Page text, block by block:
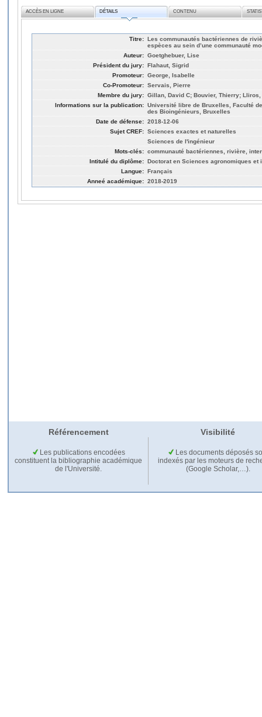
ACCÈS EN LIGNE DÉTAILS CONTENU
Titre: Les communautés bactériennes de
espèces au sein d’une communauté
Auteur: Goetghebuer, Lise
Président du jury: Flahaut, Sigrid
Promoteur: George, Isabelle
Co-Promoteur: Servais, Pierre
Membre du jury: Gillan, David C; Bouvier, Thierry; Lliros,
Informations sur la publication: Université libre de Bruxelles, Faculté
des Bioingénieurs, Bruxelles
Date de défense: 2018-12-06
Sujet CREF: Sciences exactes et naturelles
Sciences de l'ingénieur
Mots-clés: communauté bactériennes, rivière,
Intitulé du diplôme: Doctorat en Sciences agronomiques
Langue: Français
Anneé académique: 2018-2019
Référencement Visibilité
Les publications encodées
constituent la bibliographie académique
de l'Université.
Les documents déposés
indexés par les moteurs de
(Google Scholar,…).